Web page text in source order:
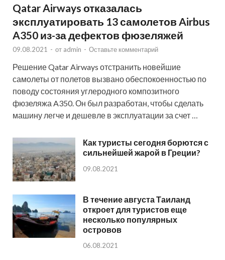
Qatar Airways отказалась
эксплуатировать 13 самолетов Airbus
A350 из-за дефектов фюзеляжей
09.08.2021 - от admin - Оставьте комментарий
Решение Qatar Airways отстранить новейшие
самолеты от полетов вызвано обеспокоенностью по
поводу состояния углеродного композитного
фюзеляжа A350. Он был разработан, чтобы сделать
машину легче и дешевле в эксплуатации за счет …
Как туристы сегодня борются с
сильнейшей жарой в Греции?
09.08.2021
В течение августа Таиланд
откроет для туристов еще
несколько популярных
островов
06.08.2021